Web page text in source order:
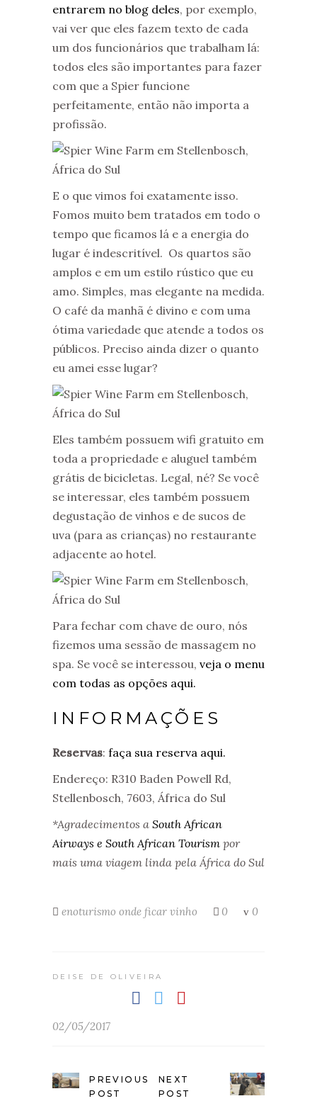
entrarem no blog deles, por exemplo,
vai ver que eles fazem texto de cada
um dos funcionários que trabalham lá:
todos eles são importantes para fazer
com que a Spier funcione
perfeitamente, então não importa a
profissão.
E o que vimos foi exatamente isso.
Fomos muito bem tratados em todo o
tempo que ficamos lá e a energia do
lugar é indescritível. Os quartos são
amplos e em um estilo rústico que eu
amo. Simples, mas elegante na medida.
O café da manhã é divino e com uma
ótima variedade que atende a todos os
públicos. Preciso ainda dizer o quanto
eu amei esse lugar?
Eles também possuem wifi gratuito em
toda a propriedade e aluguel também
grátis de bicicletas. Legal, né? Se você
se interessar, eles também possuem
degustação de vinhos e de sucos de
uva (para as crianças) no restaurante
adjacente ao hotel.
Para fechar com chave de ouro, nós
fizemos uma sessão de massagem no
spa. Se você se interessou, veja o menu
com todas as opções aqui.
INFORMAÇÕES
Reservas: faça sua reserva aqui.
Endereço: R310 Baden Powell Rd,
Stellenbosch, 7603, África do Sul
*Agradecimentos a South African
Airways e South African Tourism por
mais uma viagem linda pela África do Sul
enoturismo onde ficar vinho 0 0
DEISE DE OLIVEIRA
02/05/2017
PREVIOUS
POST
NEXT
POST